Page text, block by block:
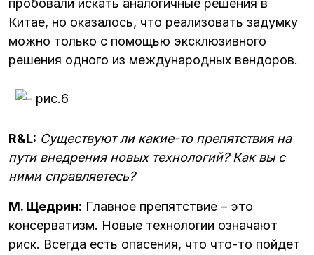
пробовали искать аналогичные решения в
Китае, но оказалось, что реализовать задумку
можно только с помощью эксклюзивного
решения одного из международных вендоров.
R&L: Существуют ли какие-то препятствия на
пути внедрения новых технологий? Как вы с
ними справляетесь?
М. Щедрин: Главное препятствие – это
консерватизм. Новые технологии означают
риск. Всегда есть опасения, что что-то пойдет